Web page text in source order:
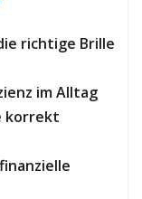
richtige Brille
im Alltag
korrekt